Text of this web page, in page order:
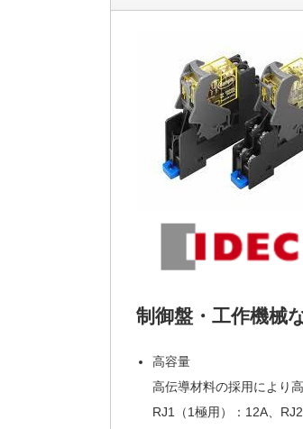
制御盤・工作機械
高容量
高伝導材料の採用により
RJ1（1極用）：12A、